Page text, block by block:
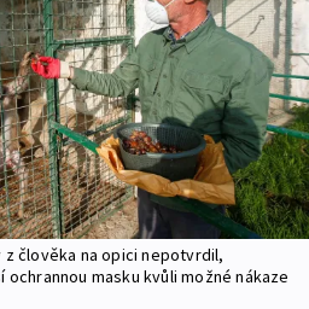
člověka na opici nepotvrdil,
masku kvůli možné nákaze